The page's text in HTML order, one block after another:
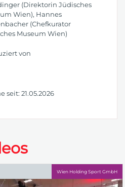
(Direktorin Jüdisches
Wien), Hannes
(Chefkurator
Museum Wien)
von
seit: 21.05.2026
Wien Holding Sport GmbH